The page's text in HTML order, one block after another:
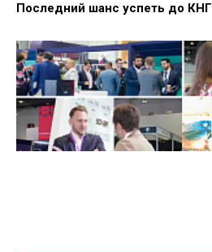
Последний шанс успеть до КНГ